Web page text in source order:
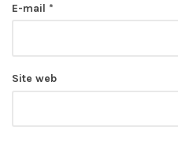
E-mail *
Site web